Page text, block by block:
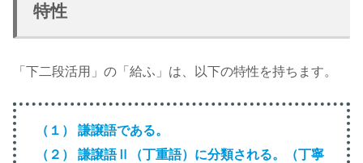
特性
「下二段活用」の「給ふ」は、以下の特性を持ちます。
（１） 謙譲語である。
（２） 謙譲語Ⅱ（丁重語）に分類される。（丁寧